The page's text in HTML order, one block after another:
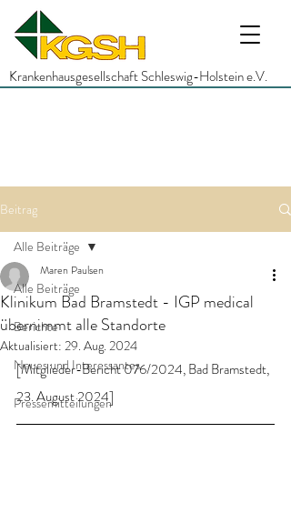
Krankenhausgesellschaft Schleswig-Holstein e.V.
Beitrag
Alle Beiträge
Berichte
Neues und Interessantes
Pressemitteilungen
Alle Beiträge
Klinikum Bad Bramstedt - IGP medical
übernimmt alle Standorte
Maren Paulsen
Aktualisiert: 29. Aug. 2024
[Mitglieder-Bericht 076/2024, Bad Bramstedt,
23. August 2024]